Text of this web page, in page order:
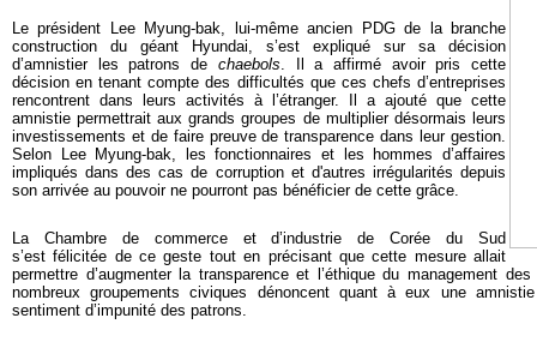
Le président Lee Myung-bak, lui-même ancien PDG de la branche
construction du géant Hyundai, s’est expliqué sur sa décision
d’amnistier les patrons de chaebols. Il a affirmé avoir pris cette
décision en tenant compte des difficultés que ces chefs d’entreprises
rencontrent dans leurs activités à l’étranger. Il a ajouté que cette
amnistie permettrait aux grands groupes de multiplier désormais leurs
investissements et de faire preuve de transparence dans leur gestion.
Selon Lee Myung-bak, les fonctionnaires et les hommes d’affaires
impliqués dans des cas de corruption et d'autres irrégularités depuis
son arrivée au pouvoir ne pourront pas bénéficier de cette grâce.
La Chambre de commerce et d’industrie de Corée du Sud
s’est félicitée de ce geste tout en précisant que cette mesure allait
permettre d’augmenter la transparence et l’éthique du management
nombreux groupements civiques dénoncent quant à eux une
sentiment d’impunité des patrons.